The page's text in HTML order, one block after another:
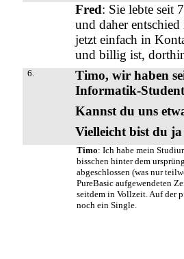
Fred: Sie lebte seit
und daher
jetzt einfach in
und billig ist,
6.
Timo, wir haben
Informatik-
Kannst du uns
Vielleicht bist du
Timo: Ich habe mein
bisschen hinter dem
abgeschlossen (was nur
PureBasic aufgewendeten
seitdem in Vollzeit. Auf der
noch ein Single.